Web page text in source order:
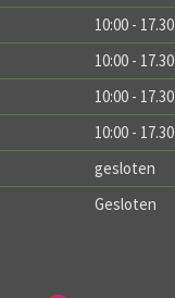
10:00 - 17.30
10:00 - 17.30
10:00 - 17.30
10:00 - 17.30
gesloten
Gesloten